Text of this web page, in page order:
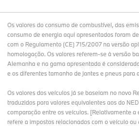
Os valores do consumo de combustível, das
consumo de energia aqui apresentados foram
com o Regulamento (CE) 715/2007 na versão
homologação. Os valores referem-se à versão
Alemanha e na gama apresentada é
e os diferentes tamanho de jantes e pneus para
Os valores dos veículos já se baseiam no novo
traduzidos para valores equivalentes aos do
comparação entre os veículos. [Relativamente a
refere a impostos relacionados com o veículo